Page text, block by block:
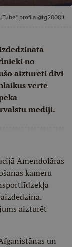
profila @tg2000it
no
aizturēti divi
vērtē
mediji.
Amendolāras
kameru
aizturēt
un